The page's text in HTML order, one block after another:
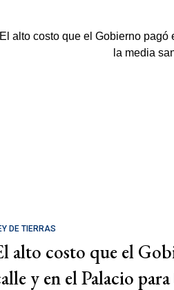
DE TIERRAS
alto costo que el
y en el Palacio